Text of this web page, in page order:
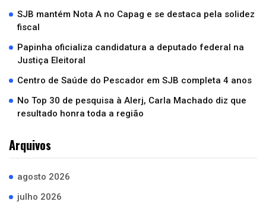
SJB mantém Nota A no Capag e se destaca pela solidez
fiscal
Papinha oficializa candidatura a deputado federal na
Justiça Eleitoral
Centro de Saúde do Pescador em SJB completa 4 anos
No Top 30 de pesquisa à Alerj, Carla Machado diz que
resultado honra toda a região
Arquivos
agosto 2026
julho 2026